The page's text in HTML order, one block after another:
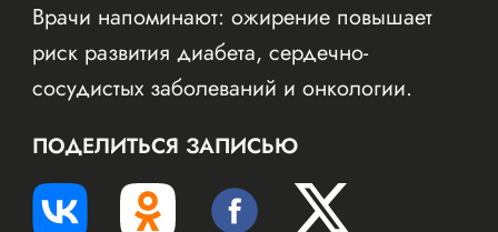
Врачи напоминают: ожирение повышает
риск развития диабета, сердечно-
сосудистых заболеваний и онкологии.
ПОДЕЛИТЬСЯ ЗАПИСЬЮ